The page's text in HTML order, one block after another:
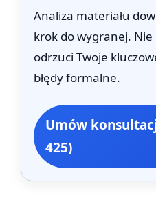
Analiza materiału
krok do wygranej. Nie
odrzuci Twoje
błędy formalne.
Umów
425)